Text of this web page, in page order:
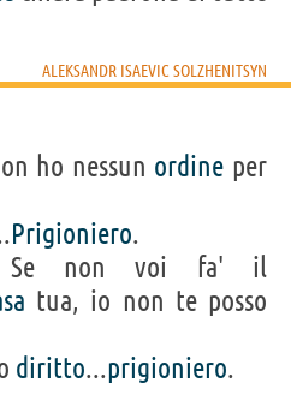
ALEKSANDR ISAEVIC SOLZHENITSYN
ho nessun ordine per
Prigioniero.
Se non voi fa' il
tua, io non te posso
diritto...prigioniero.